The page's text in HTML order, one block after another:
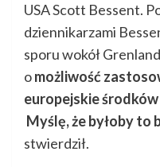
USA Scott Bessent.
dziennikarzami
sporu wokół
omożliwość
europejskie
Myślę, że byłoby to
stwierdził.